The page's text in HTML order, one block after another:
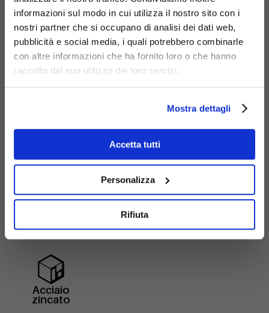
informazioni sul modo in cui utilizza il nostro sito con i
nostri partner che si occupano di analisi dei dati web,
pubblicità e social media, i quali potrebbero combinarle
con altre informazioni che ha fornito loro o che hanno
raccolto dal suo utilizzo dei loro servizi.
Mostra dettagli
Accetta tutti
Personalizza
Rifiuta
Materiali
Acciaio
zincato